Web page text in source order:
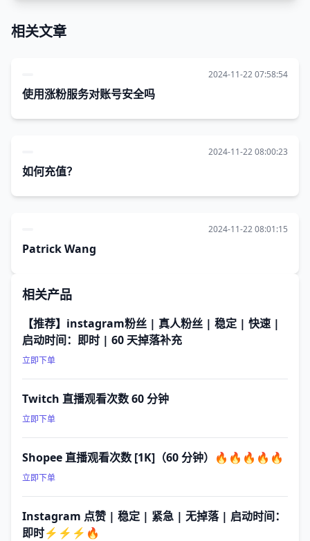
相关文章
2024-11-22 07:58:54
使用涨粉服务对账号安全吗
2024-11-22 08:00:23
如何充值？
2024-11-22 08:01:15
Patrick Wang
相关产品
【推荐】instagram粉丝 | 真人粉丝 | 稳定 | 快速 |
启动时间：即时 | 60 天掉落补充
立即下单
Twitch 直播观看次数 60 分钟
立即下单
Shopee 直播观看次数 [1K]（60 分钟）🔥🔥🔥🔥🔥
立即下单
Instagram 点赞 | 稳定 | 紧急 | 无掉落 | 启动时间：
即时⚡⚡⚡🔥